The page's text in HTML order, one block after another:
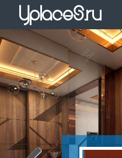
Yplaces.ru